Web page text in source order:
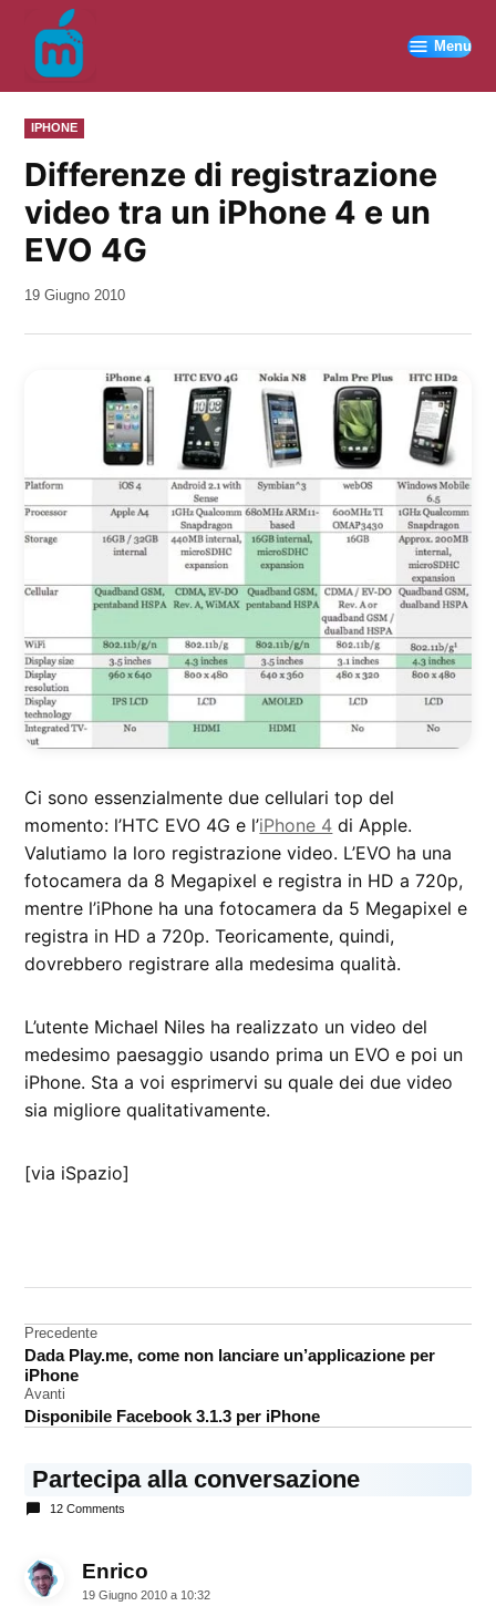
contenuto
Menu
PUBBLICATO
IN
IPHONE
Differenze di registrazione
video tra un iPhone 4 e un
EVO 4G
da
19 Giugno 2010
Ci sono essenzialmente due cellulari top del
momento: l’HTC EVO 4G e l’iPhone 4 di Apple.
Valutiamo la loro registrazione video. L’EVO ha una
fotocamera da 8 Megapixel e registra in HD a 720p,
mentre l’iPhone ha una fotocamera da 5 Megapixel e
registra in HD a 720p. Teoricamente, quindi,
dovrebbero registrare alla medesima qualità.
L’utente Michael Niles ha realizzato un video del
medesimo paesaggio usando prima un EVO e poi un
iPhone. Sta a voi esprimervi su quale dei due video
sia migliore qualitativamente.
[via iSpazio]
video
Navigazione
articoli
Precedente
Dada Play.me, come non lanciare un’applicazione per
iPhone
Avanti
Disponibile Facebook 3.1.3 per iPhone
Partecipa alla conversazione
12 Comments
Enrico
19 Giugno 2010 a 10:32